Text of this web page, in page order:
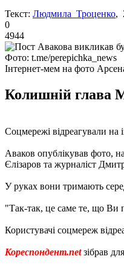
Текст: Людмила Троценко,
0
4944
Фото: t.me/perepichka_news
Інтернет-мем на фото
Колишній глава
Соцмережі відреагували
Аваков опублікував фото,
Єлізаров та журналіст
У руках вони тримають
"Так-так, це саме те, що Ви
Користувачі соцмереж
Кореспондент.netзібрав